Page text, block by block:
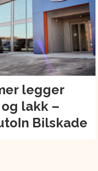
legger
lakk –
Bilskade